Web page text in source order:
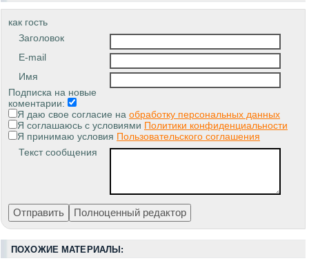
как гость
Заголовок
E-mail
Имя
Подписка на новые
коментарии:
Я даю свое согласие на обработку персональных данных
Я соглашаюсь с условиями Политики конфиденциальности
Я принимаю условия Пользовательского соглашения
Текст сообщения
ПОХОЖИЕ МАТЕРИАЛЫ: